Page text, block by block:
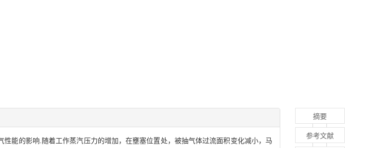
能的影响.随着工作蒸汽压力的增加，在壅塞位置处，被抽气体过流面积变化减小，马
摘要
参考文献